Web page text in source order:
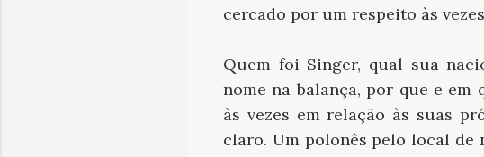
cercado por um respeito às
Quem foi Singer, qual sua
nome na balança, por que e em
às vezes em relação às suas
claro. Um polonês pelo local de